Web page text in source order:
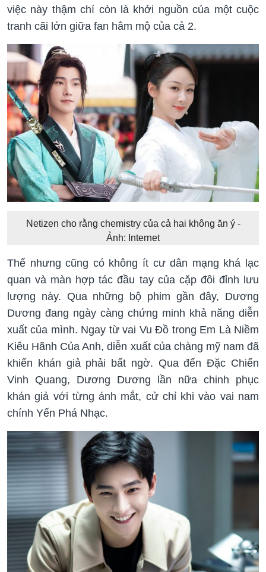
việc này thậm chí còn là khởi nguồn của một cuộc
tranh cãi lớn giữa fan hâm mộ của cả 2.
Netizen cho rằng chemistry của cả hai không ăn ý -
Ảnh: Internet
Thế nhưng cũng có không ít cư dân mạng khá lạc
quan và màn hợp tác đầu tay của cặp đôi đỉnh lưu
lượng này. Qua những bộ phim gần đây, Dương
Dương đang ngày càng chứng minh khả năng diễn
xuất của mình. Ngay từ vai Vu Đồ trong Em Là Niềm
Kiêu Hãnh Của Anh, diễn xuất của chàng mỹ nam đã
khiến khán giả phải bất ngờ. Qua đến Đặc Chiến
Vinh Quang, Dương Dương lần nữa chinh phục
khán giả với từng ánh mắt, cử chỉ khi vào vai nam
chính Yến Phá Nhạc.